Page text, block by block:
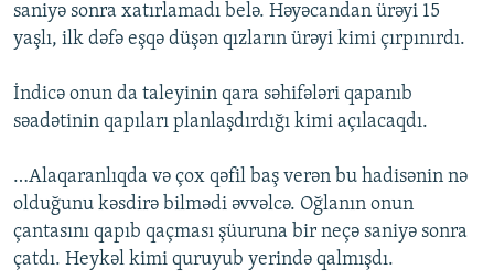
saniyə sonra xatırlamadı belə. Həyəcandan ürəyi 15
yaşlı, ilk dəfə eşqə düşən qızların ürəyi kimi çırpınırdı.
İndicə onun da taleyinin qara səhifələri qapanıb
səadətinin qapıları planlaşdırdığı kimi açılacaqdı.
…Alaqaranlıqda və çox qəfil baş verən bu hadisənin nə
olduğunu kəsdirə bilmədi əvvəlcə. Oğlanın onun
çantasını qapıb qaçması şüuruna bir neçə saniyə sonra
çatdı. Heykəl kimi quruyub yerində qalmışdı.